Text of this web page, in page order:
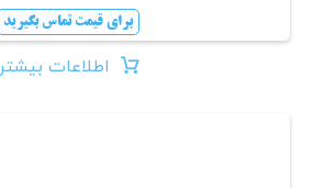
برای قیمت تماس بگیرید
اطلاعات بیشتر